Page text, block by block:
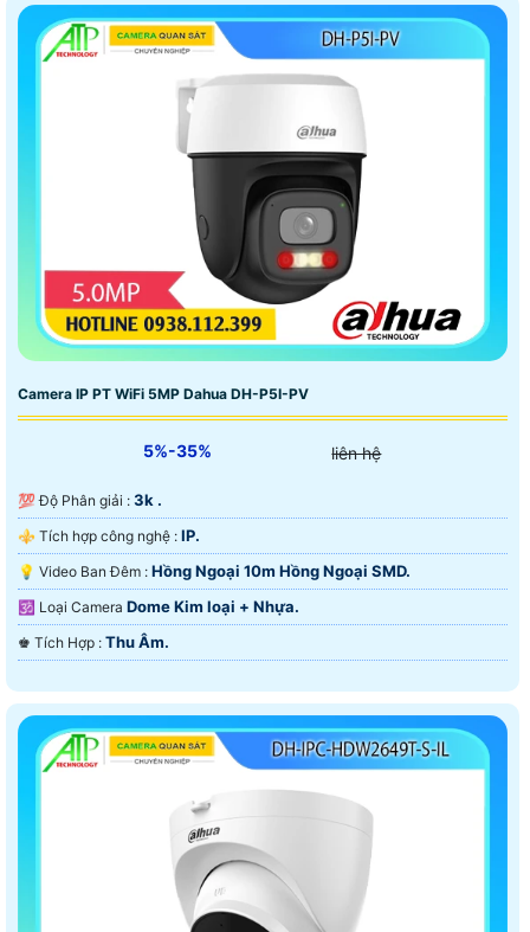
Camera IP PT WiFi 5MP Dahua DH-P5I-PV
5%-35% liên hệ
💯 Độ Phân giải : 3k .
⚜️ Tích hợp công nghệ : IP.
💡 Video Ban Đêm : Hồng Ngoại 10m Hồng Ngoại SMD.
🕉️ Loại Camera Dome Kim loại + Nhựa.
️♚ Tích Hợp : Thu Âm.